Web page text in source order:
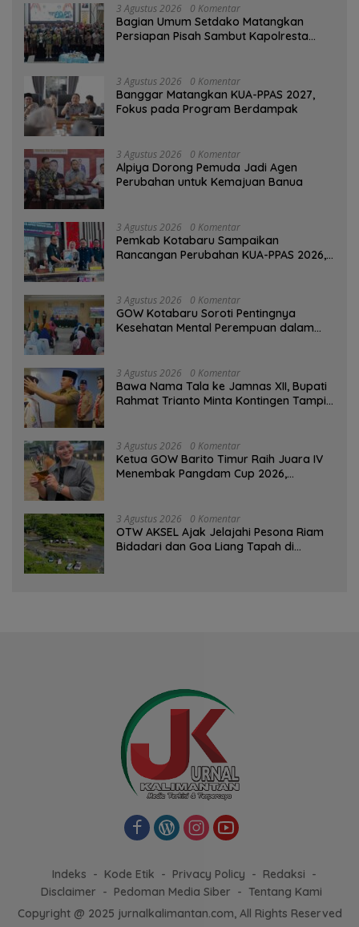
3 Agustus 2026 0 Komentar
Bagian Umum Setdako Matangkan
Persiapan Pisah Sambut Kapolresta
3 Agustus 2026 0 Komentar
‎Banggar Matangkan KUA-PPAS 2027,
Fokus pada Program Berdampak
3 Agustus 2026 0 Komentar
‎Alpiya Dorong Pemuda Jadi Agen
Perubahan untuk Kemajuan Banua ‎
3 Agustus 2026 0 Komentar
Pemkab Kotabaru Sampaikan
Rancangan Perubahan KUA-PPAS 2026,
3 Agustus 2026 0 Komentar
GOW Kotabaru Soroti Pentingnya
Kesehatan Mental Perempuan dalam
3 Agustus 2026 0 Komentar
Bawa Nama Tala ke Jamnas XII, Bupati
Rahmat Trianto Minta Kontingen Tampil
3 Agustus 2026 0 Komentar
Ketua GOW Barito Timur Raih Juara IV
Menembak Pangdam Cup 2026,
3 Agustus 2026 0 Komentar
OTW AKSEL Ajak Jelajahi Pesona Riam
Bidadari dan Goa Liang Tapah di
Indeks Kode Etik Privacy Policy
Redaksi
Disclaimer
Pedoman Media Siber
Tentang Kami
Copyright @ 2025 jurnalkalimantan.com, All Rights Reserved